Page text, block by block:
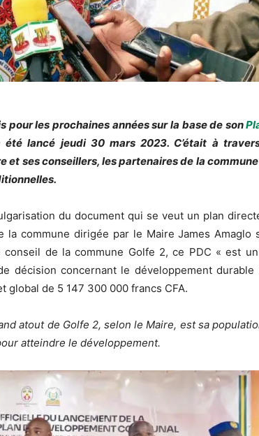
pour les prochaines années sur la base de son
lancé jeudi 30 mars 2023. C’était à
et ses conseillers, les partenaires de la
du document qui se veut un plan
la commune dirigée par le Maire James Amaglo
de la commune Golfe 2, ce PDC « est
décision concernant le développement durable
global de 5 147 300 000 francs CFA.
atout de Golfe 2, selon le Maire, est sa
atteindre le développement.